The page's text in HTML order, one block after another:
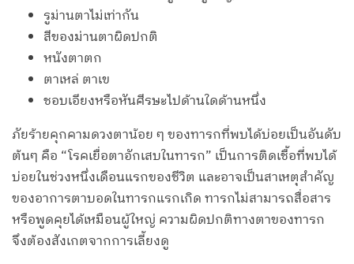
รูม่านตาไม่เท่ากัน
สีของม่านตาผิดปกติ
หนังตาตก
ตาเหล่ ตาเข
ชอบเอียงหรือหันศีรษะไปด้านใดด้านหนึ่ง
ภัยร้ายคุกคามดวงตาน้อย ๆ ของทารกที่พบได้บ่อยเป็นอันดับ
ต้นๆ คือ “โรคเยื่อตาอักเสบในทารก” เป็นการติดเชื้อที่พบได้
บ่อยในช่วงหนึ่งเดือนแรกของชีวิต และอาจเป็นสาเหตุสำคัญ
ของอาการตาบอดในทารกแรกเกิด ทารกไม่สามารถสื่อสาร
หรือพูดคุยได้เหมือนผู้ใหญ่ ความผิดปกติทางตาของทารก
จึงต้องสังเกตจากการเลี้ยงดู